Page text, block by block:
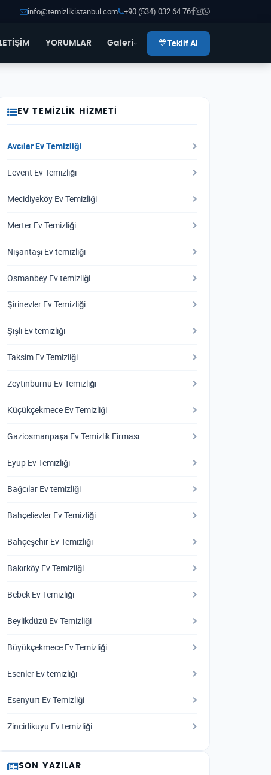
info@temizlikistanbul.com +90 (534) 032 64 76
İLETİŞİM YORUMLAR Galeri Teklif Al
EV TEMIZLIK HIZMETI
Avcılar Ev Temizliği
Levent Ev Temizliği
Mecidiyeköy Ev Temizliği
Merter Ev Temizliği
Nişantaşı Ev temizliği
Osmanbey Ev temizliği
Şirinevler Ev Temizliği
Şişli Ev temizliği
Taksim Ev Temizliği
Zeytinburnu Ev Temizliği
Küçükçekmece Ev Temizliği
Gaziosmanpaşa Ev Temizlik Firması
Eyüp Ev Temizliği
Bağcılar Ev temizliği
Bahçelievler Ev Temizliği
Bahçeşehir Ev Temizliği
Bakırköy Ev Temizliği
Bebek Ev Temizliği
Beylikdüzü Ev Temizliği
Büyükçekmece Ev Temizliği
Esenler Ev temizliği
Esenyurt Ev Temizliği
Zincirlikuyu Ev temizliği
SON YAZILAR